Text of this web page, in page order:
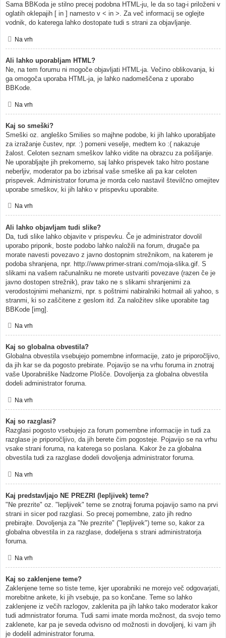
Sama BBKoda je stilno precej podobna HTML-ju, le da so tag-i priloženi v
oglatih oklepajih [ in ] namesto v < in >. Za več informacij se oglejte
vodnik, do katerega lahko dostopate tudi s strani za objavljanje.
Na vrh
Ali lahko uporabljam HTML?
Ne, na tem forumu ni mogoče objavljati HTML-ja. Večino oblikovanja, ki
ga omogoča uporaba HTML-ja, je lahko nadomeščena z uporabo
BBKode.
Na vrh
Kaj so smeški?
Smeški oz. angleško Smilies so majhne podobe, ki jih lahko uporabljate
za izražanje čustev, npr. :) pomeni veselje, medtem ko :( nakazuje
žalost. Celoten seznam smeškov lahko vidite na obrazcu za pošiljanje.
Ne uporabljajte jih prekomerno, saj lahko prispevek tako hitro postane
neberljiv, moderator pa bo izbrisal vaše smeške ali pa kar celoten
prispevek. Administrator foruma je morda celo nastavil številčno omejitev
uporabe smeškov, ki jih lahko v prispevku uporabite.
Na vrh
Ali lahko objavljam tudi slike?
Da, tudi slike lahko objavite v prispevku. Če je administrator dovolil
uporabo priponk, boste podobo lahko naložili na forum, drugače pa
morate navesti povezavo z javno dostopnim strežnikom, na katerem je
podoba shranjena, npr. http://www.primer-strani.com/moja-slika.gif. S
slikami na vašem računalniku ne morete ustvariti povezave (razen če je
javno dostopen strežnik), prav tako ne s slikami shranjenimi za
verodostojnimi mehanizmi, npr. s poštnimi nabiralniki hotmail ali yahoo, s
stranmi, ki so zaščitene z geslom itd. Za naložitev slike uporabite tag
BBKode [img].
Na vrh
Kaj so globalna obvestila?
Globalna obvestila vsebujejo pomembne informacije, zato je priporočljivo,
da jih kar se da pogosto prebirate. Pojavijo se na vrhu foruma in znotraj
vaše Uporabniške Nadzorne Plošče. Dovoljenja za globalna obvestila
dodeli administrator foruma.
Na vrh
Kaj so razglasi?
Razglasi pogosto vsebujejo za forum pomembne informacije in tudi za
razglase je priporočljivo, da jih berete čim pogosteje. Pojavijo se na vrhu
vsake strani foruma, na katerega so poslana. Kakor že za globalna
obvestila tudi za razglase dodeli dovoljenja administrator foruma.
Na vrh
Kaj predstavljajo NE PREZRI (lepljivek) teme?
"Ne prezrite" oz. "lepljivek" teme se znotraj foruma pojavijo samo na prvi
strani in sicer pod razglasi. So precej pomembne, zato jih redno
prebirajte. Dovoljenja za "Ne prezrite" ("lepljivek") teme so, kakor za
globalna obvestila in za razglase, dodeljena s strani administratorja
foruma.
Na vrh
Kaj so zaklenjene teme?
Zaklenjene teme so tiste teme, kjer uporabniki ne morejo več odgovarjati,
morebitne ankete, ki jih vsebuje, pa so končane. Teme so lahko
zaklenjene iz večih razlogov, zaklenita pa jih lahko tako moderator kakor
tudi admnistrator foruma. Tudi sami imate morda možnost, da svojo temo
zaklenete, kar pa je seveda odvisno od možnosti in dovoljenj, ki vam jih
je dodelil administrator foruma.